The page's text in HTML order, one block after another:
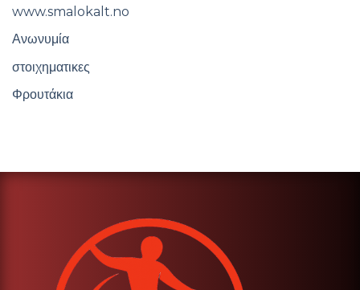
www.smalokalt.no
Ανωνυμία
στοιχηματικες
Φρουτάκια